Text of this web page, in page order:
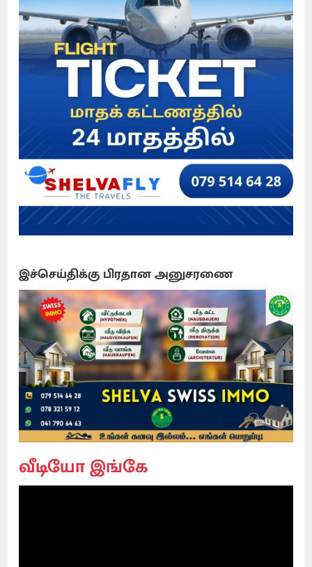
இச்செய்திக்கு பிரதான அனுசரணை
வீடியோ இங்கே